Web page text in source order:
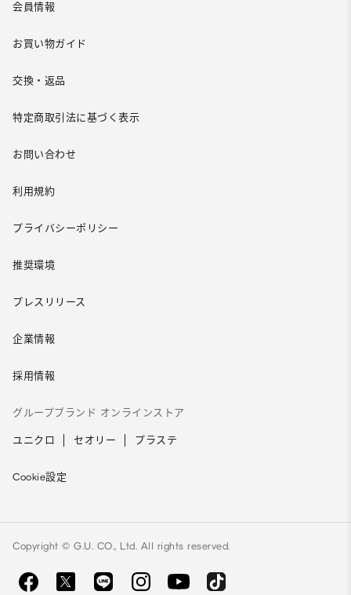
会員情報
お買い物ガイド
交換・返品
特定商取引法に基づく表示
お問い合わせ
利用規約
プライバシーポリシー
推奨環境
プレスリリース
企業情報
採用情報
グループブランド オンラインストア
ユニクロ セオリー プラステ
Cookie設定
Copyright © G.U. CO., Ltd. All rights reserved.